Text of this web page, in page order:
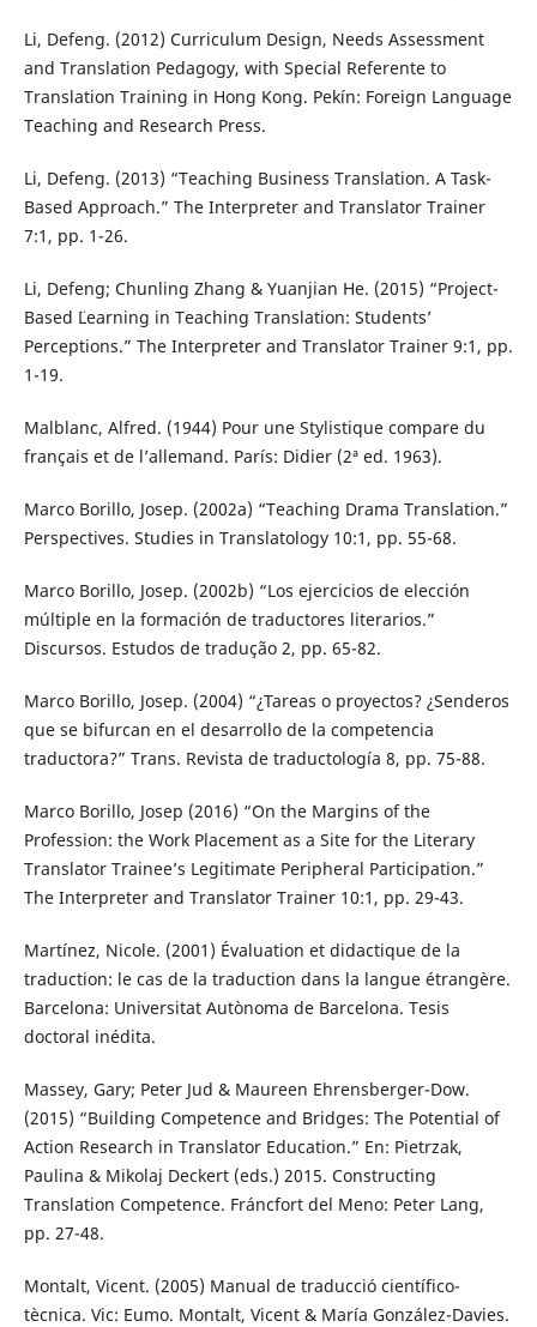
Li, Defeng. (2012) Curriculum Design, Needs Assessment
and Translation Pedagogy, with Special Referente to
Translation Training in Hong Kong. Pekín: Foreign Language
Teaching and Research Press.
Li, Defeng. (2013) “Teaching Business Translation. A Task-
Based Approach.” The Interpreter and Translator Trainer
7:1, pp. 1-26.
Li, Defeng; Chunling Zhang & Yuanjian He. (2015) “Project-
Based ¨Learning in Teaching Translation: Students’
Perceptions.” The Interpreter and Translator Trainer 9:1, pp.
1-19.
Malblanc, Alfred. (1944) Pour une Stylistique compare du
français et de l’allemand. París: Didier (2ª ed. 1963).
Marco Borillo, Josep. (2002a) “Teaching Drama Translation.”
Perspectives. Studies in Translatology 10:1, pp. 55-68.
Marco Borillo, Josep. (2002b) “Los ejercicios de elección
múltiple en la formación de traductores literarios.”
Discursos. Estudos de tradução 2, pp. 65-82.
Marco Borillo, Josep. (2004) “¿Tareas o proyectos? ¿Senderos
que se bifurcan en el desarrollo de la competencia
traductora?” Trans. Revista de traductología 8, pp. 75-88.
Marco Borillo, Josep (2016) “On the Margins of the
Profession: the Work Placement as a Site for the Literary
Translator Trainee’s Legitimate Peripheral Participation.”
The Interpreter and Translator Trainer 10:1, pp. 29-43.
Martínez, Nicole. (2001) Évaluation et didactique de la
traduction: le cas de la traduction dans la langue étrangère.
Barcelona: Universitat Autònoma de Barcelona. Tesis
doctoral inédita.
Massey, Gary; Peter Jud & Maureen Ehrensberger-Dow.
(2015) “Building Competence and Bridges: The Potential of
Action Research in Translator Education.” En: Pietrzak,
Paulina & Mikolaj Deckert (eds.) 2015. Constructing
Translation Competence. Fráncfort del Meno: Peter Lang,
pp. 27-48.
Montalt, Vicent. (2005) Manual de traducció científico-
tècnica. Vic: Eumo. Montalt, Vicent & María González-Davies.